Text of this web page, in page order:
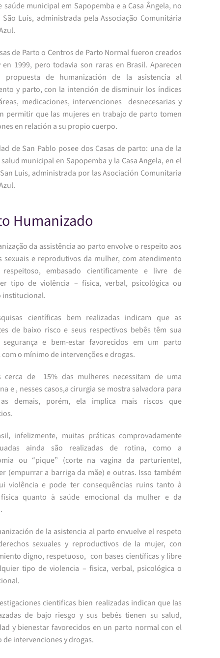
saúde municipal em Sapopemba e a Casa Ângela, no
Luís, administrada pela Associação Comunitária
de Parto o Centros de Parto Normal fueron creados
1999, pero todavia son raras en Brasil. Aparecen
de humanización de la asistencia al
y parto, con la intención de disminuir los índices
medicaciones, intervenciones desnecesarias y
permitir que las mujeres en trabajo de parto tomen
en relación a su propio cuerpo.
de San Pablo posee dos Casas de parto: una de la
municipal en Sapopemba y la Casa Angela, en el
Luis, administrada por las Asociación Comunitaria
Humanizado
da assistência ao parto envolve o respeito aos
sexuais e reprodutivos da mulher, com atendimento
embasado cientificamente e livre de
tipo de violência – física, verbal, psicológica ou
institucional.
científicas bem realizadas indicam que as
de baixo risco e seus respectivos bebês têm sua
segurança e bem-estar favorecidos em um parto
o mínimo de intervenções e drogas.
cerca de 15% das mulheres necessitam de uma
e , nesses casos,a cirurgia se mostra salvadora para
demais, porém, ela implica mais riscos que
infelizmente, muitas práticas comprovadamente
ainda são realizadas de rotina, como a
ou “pique” (corte na vagina da parturiente),
(empurrar a barriga da mãe) e outras. Isso também
violência e pode ter consequências ruins tanto à
quanto à saúde emocional da mulher e da
de la asistencia al parto envuelve el respeto
sexuales y reproductivos de la mujer, con
digno, respetuoso, con bases científicas y libre
tipo de violencia – fisica, verbal, psicológica o
cientificas bien realizadas indican que las
de bajo riesgo y sus bebés tienen su salud,
y bienestar favorecidos en un parto normal con el
de intervenciones y drogas.